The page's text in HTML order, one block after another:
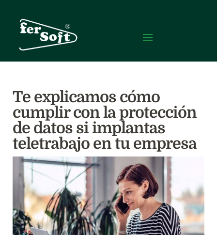
Te explicamos cómo
cumplir con la protección
de datos si implantas
teletrabajo en tu empresa